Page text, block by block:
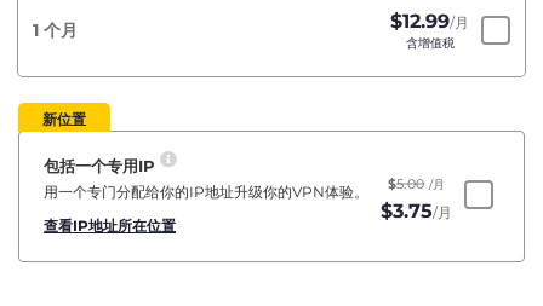
1 个月 $12.99/月
含增值税
新位置
包括一个专用IP
用一个专门分配给你的IP地址升级你的VPN体验。
查看IP地址所在位置
$5.00 /月
$3.75/月